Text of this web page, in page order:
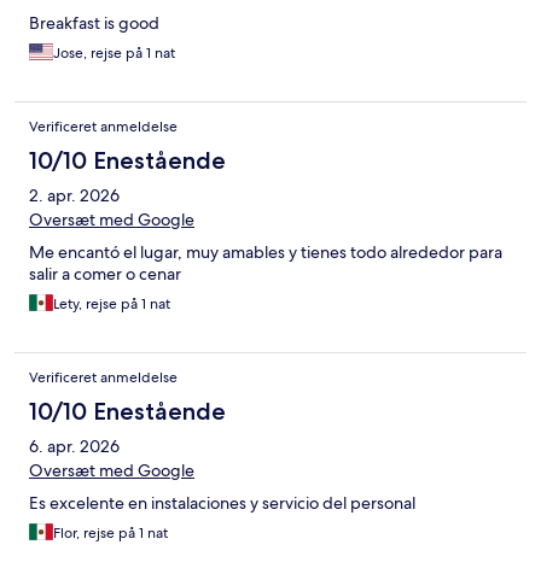
Breakfast is good
Jose, rejse på 1 nat
Verificeret anmeldelse
10/10 Enestående
2. apr. 2026
Oversæt med Google
Me encantó el lugar, muy amables y tienes todo alrededor para
salir a comer o cenar
Lety, rejse på 1 nat
Verificeret anmeldelse
10/10 Enestående
6. apr. 2026
Oversæt med Google
Es excelente en instalaciones y servicio del personal
Flor, rejse på 1 nat